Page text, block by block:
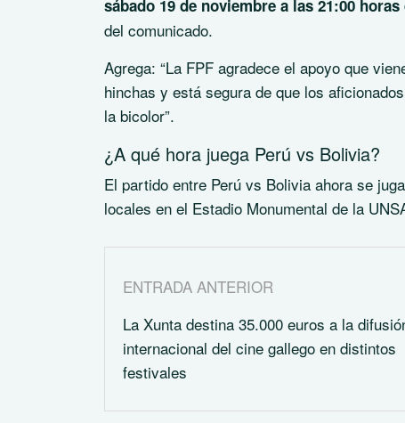
sábado 19 de noviembre a las 21:00
del comunicado.
Agrega: “La FPF agradece el apoyo que
hinchas y está segura de que los
la bicolor”.
¿A qué hora juega Perú vs Bolivia?
El partido entre Perú vs Bolivia ahora se
locales en el Estadio Monumental de la
ENTRADA ANTERIOR
La Xunta destina 35.000 euros a la
internacional del cine gallego en distintos
festivales